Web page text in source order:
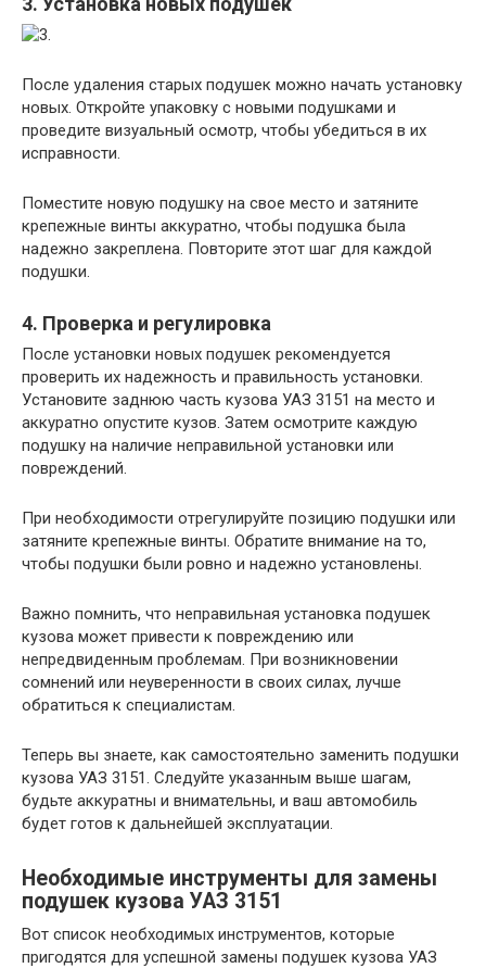
После удаления старых подушек можно начать установку
новых. Откройте упаковку с новыми подушками и
проведите визуальный осмотр, чтобы убедиться в их
исправности.
Поместите новую подушку на свое место и затяните
крепежные винты аккуратно, чтобы подушка была
надежно закреплена. Повторите этот шаг для каждой
подушки.
4. Проверка и регулировка
После установки новых подушек рекомендуется
проверить их надежность и правильность установки.
Установите заднюю часть кузова УАЗ 3151 на место и
аккуратно опустите кузов. Затем осмотрите каждую
подушку на наличие неправильной установки или
повреждений.
При необходимости отрегулируйте позицию подушки или
затяните крепежные винты. Обратите внимание на то,
чтобы подушки были ровно и надежно установлены.
Важно помнить, что неправильная установка подушек
кузова может привести к повреждению или
непредвиденным проблемам. При возникновении
сомнений или неуверенности в своих силах, лучше
обратиться к специалистам.
Теперь вы знаете, как самостоятельно заменить подушки
кузова УАЗ 3151. Следуйте указанным выше шагам,
будьте аккуратны и внимательны, и ваш автомобиль
будет готов к дальнейшей эксплуатации.
Необходимые инструменты для замены
подушек кузова УАЗ 3151
Вот список необходимых инструментов, которые
пригодятся для успешной замены подушек кузова УАЗ